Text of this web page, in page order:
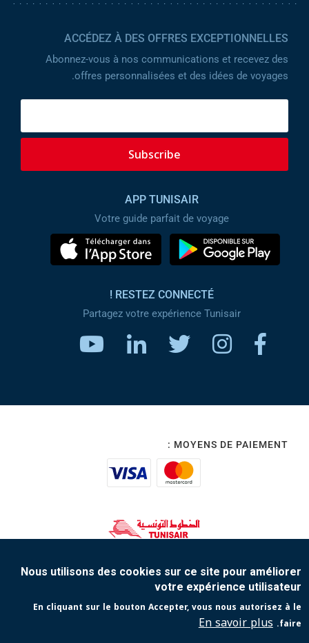
ACCÉDEZ À DES OFFRES EXCEPTIONNELLES
Abonnez-vous à nos communications et recevez des
offres personnalisées et des idées de voyages.
Subscribe
APP TUNISAIR
Votre guide parfait de voyage
RESTEZ CONNECTÉ !
Partagez votre expérience Tunisair
MOYENS DE PAIEMENT :
Copyright 2023 Tunisair. Tous droits réservés
Conditions générales de Vente
Protection de vos données personnellesContact
Nous utilisons des cookies sur ce site pour améliorer
votre expérience utilisateur
En cliquant sur le bouton Accepter, vous nous autorisez à le
faire.
En savoir plus